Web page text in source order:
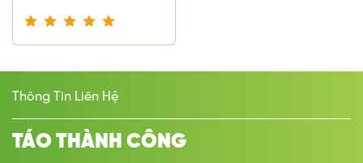
Thông Tin Liên Hệ
TÁO THÀNH CÔNG